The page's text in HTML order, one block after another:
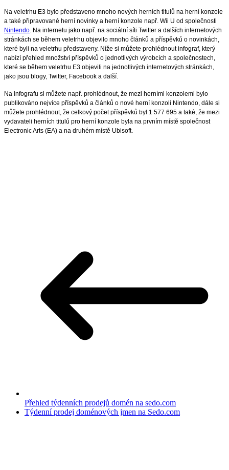
Na veletrhu E3 bylo představeno mnoho nových herních titulů na herní konzole
a také připravované herní novinky a herní konzole např. Wii U od společnosti
Nintendo. Na internetu jako např. na sociální síti Twitter a dalších internetových
stránkách se během veletrhu objevilo mnoho článků a příspěvků o novinkách,
které byli na veletrhu představeny. Níže si můžete prohlédnout infograf, který
nabízí přehled množství příspěvků o jednotlivých výrobcích a společnostech,
které se během veletrhu E3 objevili na jednotlivých internetových stránkách,
jako jsou blogy, Twitter, Facebook a další.
Na infografu si můžete např. prohlédnout, že mezi herními konzolemi bylo
publikováno nejvíce příspěvků a článků o nové herní konzoli Nintendo, dále si
můžete prohlédnout, že celkový počet příspěvků byl 1 577 695 a také, že mezi
vydavateli herních titulů pro herní konzole byla na prvním místě společnost
Electronic Arts (EA) a na druhém místě Ubisoft.
Přehled týdenních prodejů domén na sedo.com
Týdenní prodej doménových jmen na Sedo.com